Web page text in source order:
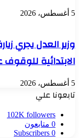
5 أغسطس، 2026
وزير العدل يجري
الابتدائية
5 أغسطس، 2026
تابعونا علي
102K followers
0 متابعون
0
Subscribers